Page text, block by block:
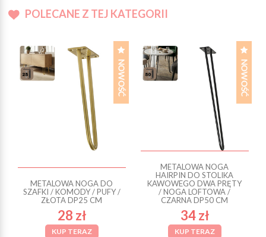
POLECANE Z TEJ KATEGORII
METALOWA NOGA DO
SZAFKI / KOMODY / PUFY /
ZŁOTA DP25 CM
28 zł
KUP TERAZ
METALOWA NOGA
HAIRPIN DO STOLIKA
KAWOWEGO DWA PRĘTY
/ NOGA LOFTOWA /
CZARNA DP50 CM
34 zł
KUP TERAZ